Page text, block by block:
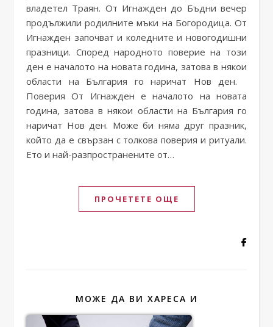
владетел Траян. От Игнажден до Бъдни вечер
продължили родилните мъки на Богородица. От
Игнажден започват и коледните и новогодишни
празници. Според народното поверие на този
ден е началото на новата година, затова в някои
области на България го наричат Нов ден.
Поверия От Игнажден е началото на новата
година, затова в някои области на България го
наричат Нов ден. Може би няма друг празник,
който да е свързан с толкова поверия и ритуали.
Ето и най-разпространените от…
ПРОЧЕТЕТЕ ОЩЕ
МОЖЕ ДА ВИ ХАРЕСА И